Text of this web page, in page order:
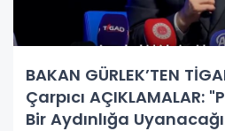
BAKAN GÜRLEK’TEN
Çarpıcı AÇIKLAMALAR:
Bir Aydınlığa